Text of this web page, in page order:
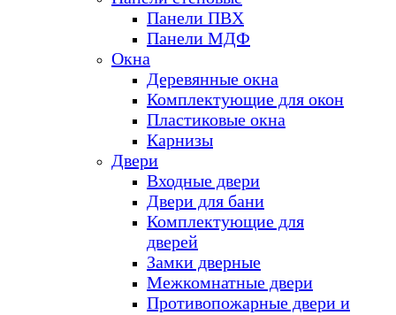
Панели ПВХ
Панели МДФ
Окна
Деревянные окна
Комплектующие для окон
Пластиковые окна
Карнизы
Двери
Входные двери
Двери для бани
Комплектующие для
дверей
Замки дверные
Межкомнатные двери
Противопожарные двери и